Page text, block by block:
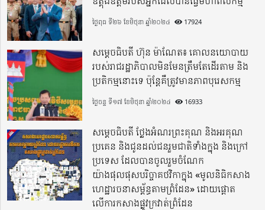
ថ្ងៃពុធ ទី២៦ ខែមិថុនា ឆ្នាំ២០២៤ 17924
សម្តេចធិបតី ហ៊ុន ម៉ាណែត៖ គោលនយោបាយ
របស់រាជរដ្ឋាភិបាលមិនមែនត្រឹមតែដើរតាម និង
ប្រតិកម្មនោះទេ ប៉ុន្តែគឺត្រូវមានភាពបុរេសកម្ម
ថ្ងៃចន្ទ ទី១៧ ខែមិថុនា ឆ្នាំ២០២៤ 16933
សម្តេចធិបតី ថ្លែងអំណរព្រះគុណ និងអរគុណ
ប្រគេន និងជូនដល់ជនរួមជាតិទាំងក្នុង​ និងក្រៅ
ប្រទេស​ ដែលបានចូលរួមចំណែក
យ៉ាងផុលផុសបរិច្ចាគថវិកាក្នុង «មូលនិធិកសាង
ហេដ្ឋារចនាសម្ព័ន្ធតាមព្រំដែន» ដោយផ្ដោត
លើការកសាងផ្លូវក្រវាត់ព្រំដែន